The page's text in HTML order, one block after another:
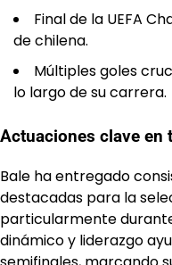
Final de la UEFA
de chilena.
Múltiples goles
lo largo de su carrera.
Actuaciones clave en
Bale ha entregado
destacadas para la
particularmente durante
dinámico y liderazgo